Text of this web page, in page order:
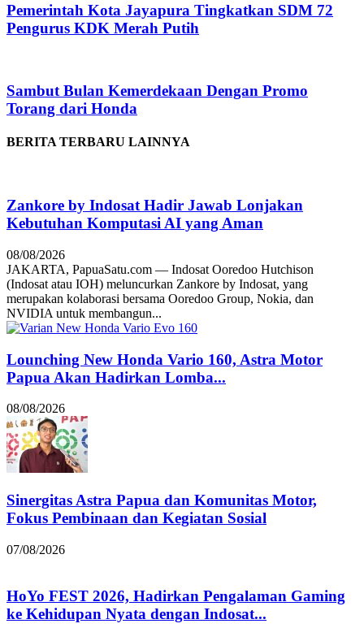
Pemerintah Kota Jayapura Tingkatkan SDM 72
Pengurus KDK Merah Putih
Sambut Bulan Kemerdekaan Dengan Promo
Torang dari Honda
BERITA TERBARU LAINNYA
Zankore by Indosat Hadir Jawab Lonjakan
Kebutuhan Komputasi AI yang Aman
08/08/2026
JAKARTA, PapuaSatu.com — Indosat Ooredoo Hutchison
(Indosat atau IOH) meluncurkan Zankore by Indosat, yang
merupakan kolaborasi bersama Ooredoo Group, Nokia, dan
NVIDIA untuk membangun...
Lounching New Honda Vario 160, Astra Motor
Papua Akan Hadirkan Lomba...
08/08/2026
Sinergitas Astra Papua dan Komunitas Motor,
Fokus Pembinaan dan Kegiatan Sosial
07/08/2026
HoYo FEST 2026, Hadirkan Pengalaman Gaming
ke Kehidupan Nyata dengan Indosat...